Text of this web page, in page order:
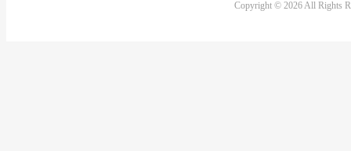
Copyright © 2026 All Rights